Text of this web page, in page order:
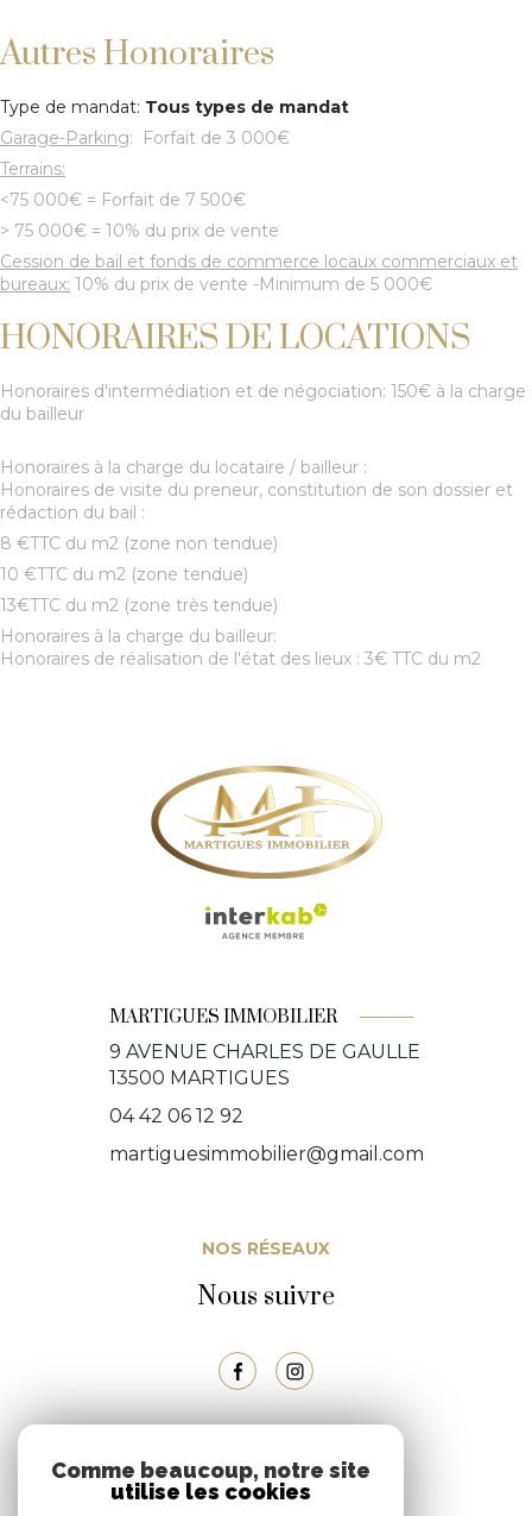
Autres Honoraires
Type de mandat: Tous types de mandat
Garage-Parking: Forfait de 3 000€
Terrains:
<75 000€ = Forfait de 7 500€
> 75 000€ = 10% du prix de vente
Cession de bail et fonds de commerce locaux commerciaux et
bureaux: 10% du prix de vente -Minimum de 5 000€
HONORAIRES DE LOCATIONS
Honoraires d'intermédiation et de négociation: 150€ à la charge
du bailleur
Honoraires à la charge du locataire / bailleur :
Honoraires de visite du preneur, constitution de son dossier et
rédaction du bail :
8 €TTC du m2 (zone non tendue)
10 €TTC du m2 (zone tendue)
13€TTC du m2 (zone très tendue)
Honoraires à la charge du bailleur:
Honoraires de réalisation de l'état des lieux : 3€ TTC du m2
MARTIGUES IMMOBILIER
9 AVENUE CHARLES DE GAULLE
13500 MARTIGUES
04 42 06 12 92
martiguesimmobilier@gmail.com
NOS RÉSEAUX
Nous suivre
ADHÉRENTS
Nous adhérons
Comme beaucoup, notre site
utilise les cookies